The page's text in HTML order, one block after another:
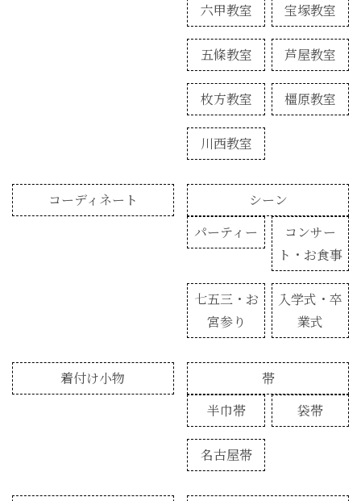
六甲教室
宝塚教室
五條教室 芦屋教室
枚方教室 橿原教室
川西教室
コーディネート
シーン
パーティー
コンサー
ト・お食事
七五三・お
宮参り
入学式・卒
業式
着付け小物
帯
半巾帯
袋帯
名古屋帯